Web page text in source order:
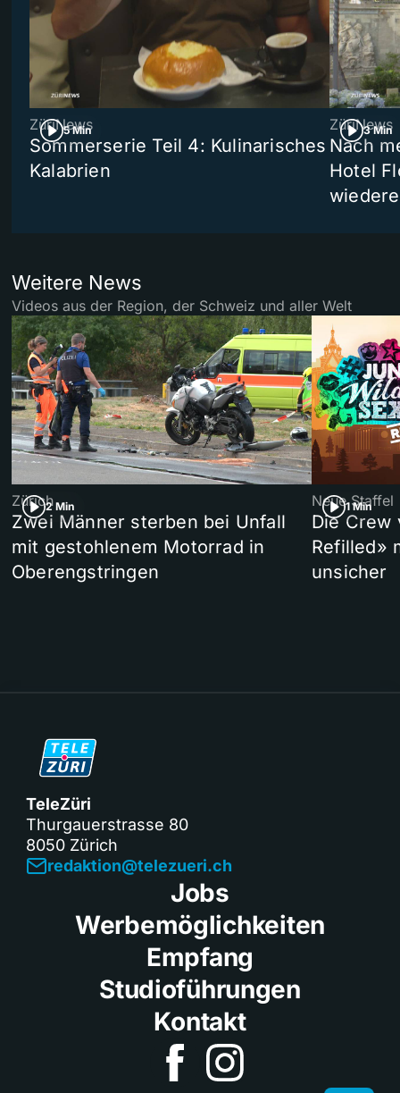
5 Min
ZüriNews
Sommerserie Teil 4: Kulinarisches
Kalabrien
3 Min
ZüriNews
Nach
Hotel
Weitere News
Videos aus der Region, der Schweiz und aller Welt
2 Min
Zürich
Zwei Männer sterben bei Unfall
mit gestohlenem Motorrad in
Oberengstringen
1 Min
Neue Staffel
Die Crew
Refilled»
unsicher
TeleZüri
Thurgauerstrasse 80
8050 Zürich
redaktion@telezueri.ch
Jobs
Werbemöglichkeiten
Empfang
Studioführungen
Kontakt